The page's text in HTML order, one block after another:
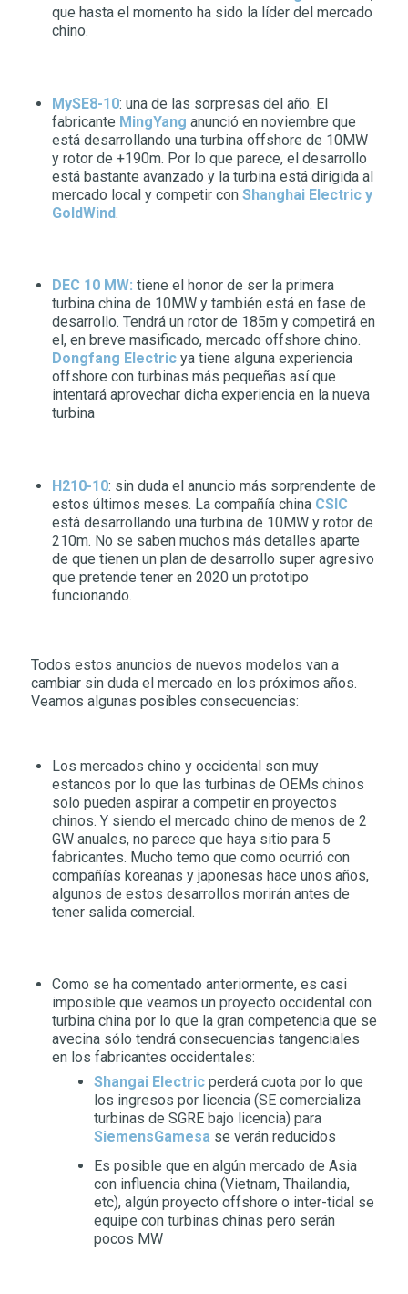
que hasta el momento ha sido la líder del mercado
chino.
MySE8-10: una de las sorpresas del año. El
fabricante MingYang anunció en noviembre que
está desarrollando una turbina offshore de 10MW
y rotor de +190m. Por lo que parece, el desarrollo
está bastante avanzado y la turbina está dirigida al
mercado local y competir conShanghai Electric y
GoldWind.
DEC 10 MW: tiene el honor de ser la primera
turbina china de 10MW y también está en fase de
desarrollo. Tendrá un rotor de 185m y competirá en
el, en breve masificado, mercado offshore chino.
Dongfang Electricya tiene alguna experiencia
offshore con turbinas más pequeñas así que
intentará aprovechar dicha experiencia en la nueva
turbina
H210-10: sin duda el anuncio más sorprendente de
estos últimos meses. La compañía china CSIC
está desarrollando una turbina de 10MW y rotor de
210m. No se saben muchos más detalles aparte
de que tienen un plan de desarrollo super agresivo
que pretende tener en 2020 un prototipo
funcionando.
Todos estos anuncios de nuevos modelos van a
cambiar sin duda el mercado en los próximos años.
Veamos algunas posibles consecuencias:
Los mercados chino y occidental son muy
estancos por lo que las turbinas de OEMs chinos
solo pueden aspirar a competir en proyectos
chinos. Y siendo el mercado chino de menos de 2
GW anuales, no parece que haya sitio para 5
fabricantes. Mucho temo que como ocurrió con
compañías koreanas y japonesas hace unos años,
algunos de estos desarrollos morirán antes de
tener salida comercial.
Como se ha comentado anteriormente, es casi
imposible que veamos un proyecto occidental con
turbina china por lo que la gran competencia que se
avecina sólo tendrá consecuencias tangenciales
en los fabricantes occidentales:
Shangai Electricperderá cuota por lo que
los ingresos por licencia (SE comercializa
turbinas de SGRE bajo licencia) para
SiemensGamesase verán reducidos
Es posible que en algún mercado de Asia
con influencia china (Vietnam, Thailandia,
etc), algún proyecto offshore o inter-tidal se
equipe con turbinas chinas pero serán
pocos MW